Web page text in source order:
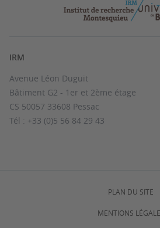
IRM
Avenue Léon Duguit
Bâtiment G2 - 1er et 2ème étage
CS 50057 33608 Pessac
Tél : +33 (0)5 56 84 29 43
PLAN DU SITE
MENTIONS